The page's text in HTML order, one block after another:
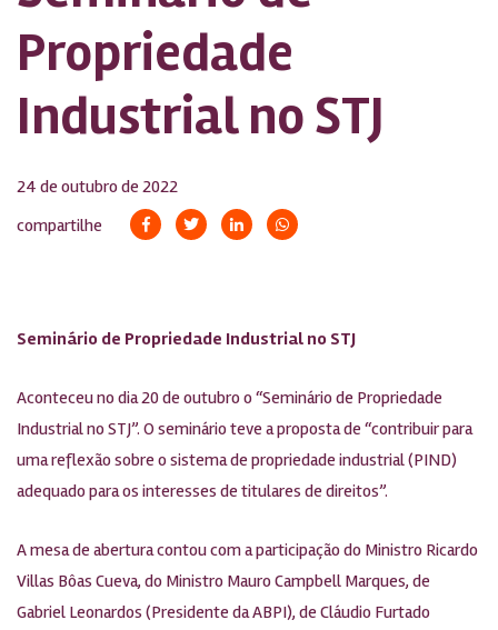
Propriedade
Industrial no STJ
24 de outubro de 2022
compartilhe
Seminário de Propriedade Industrial no STJ
Aconteceu no dia 20 de outubro o “Seminário de Propriedade
Industrial no STJ”. O seminário teve a proposta de “contribuir para
uma reflexão sobre o sistema de propriedade industrial (PIND)
adequado para os interesses de titulares de direitos”.
A mesa de abertura contou com a participação do Ministro Ricardo
Villas Bôas Cueva, do Ministro Mauro Campbell Marques, de
Gabriel Leonardos (Presidente da ABPI), de Cláudio Furtado